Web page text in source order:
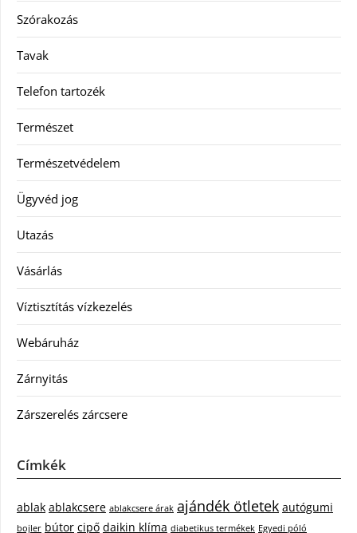
Szórakozás
Tavak
Telefon tartozék
Természet
Természetvédelem
Ügyvéd jog
Utazás
Vásárlás
Víztisztítás vízkezelés
Webáruház
Zárnyitás
Zárszerelés zárcsere
Címkék
ablak ablakcsere ablakcsere árak ajándék ötletek autógumi
bojler bútor cipő daikin klíma diabetikus termékek Egyedi póló